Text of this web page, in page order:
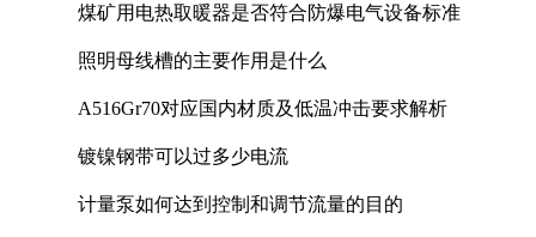
煤矿用电热取暖器是否符合防爆电气设备标准
照明母线槽的主要作用是什么
A516Gr70对应国内材质及低温冲击要求解析
镀镍钢带可以过多少电流
计量泵如何达到控制和调节流量的目的